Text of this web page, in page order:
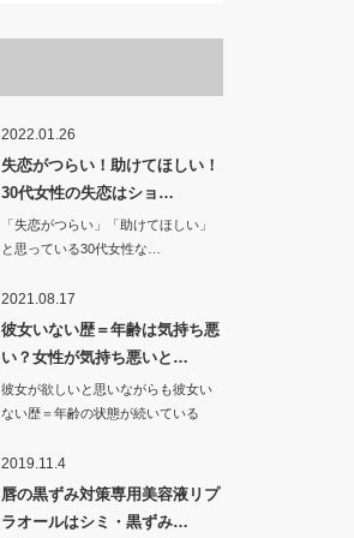
2022.01.26
失恋がつらい！助けてほしい！
30代女性の失恋はショ…
「失恋がつらい」「助けてほしい」
と思っている30代女性な…
2021.08.17
彼女いない歴＝年齢は気持ち悪
い？女性が気持ち悪いと…
彼女が欲しいと思いながらも彼女い
ない歴＝年齢の状態が続いている
2019.11.4
唇の黒ずみ対策専用美容液リプ
ラオールはシミ・黒ずみ…